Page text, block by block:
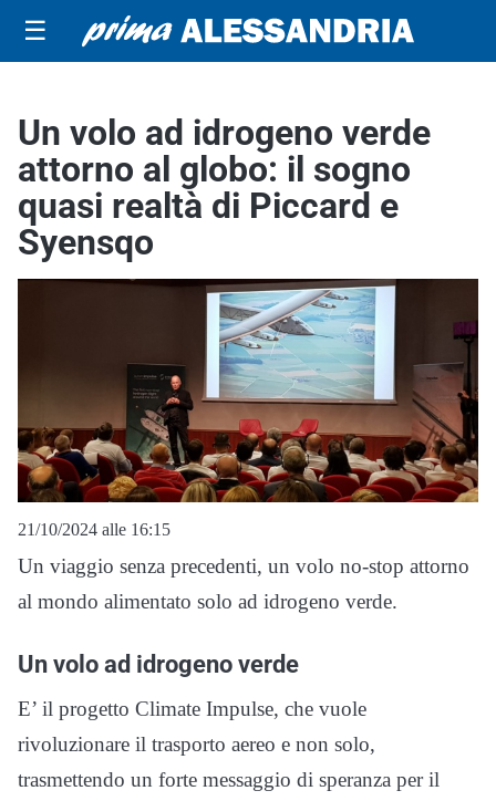
☰
Un volo ad idrogeno verde
attorno al globo: il sogno
quasi realtà di Piccard e
Syensqo
21/10/2024 alle 16:15
Un viaggio senza precedenti, un volo no-stop attorno
al mondo alimentato solo ad idrogeno verde.
Un volo ad idrogeno verde
E’ il progetto Climate Impulse, che vuole
rivoluzionare il trasporto aereo e non solo,
trasmettendo un forte messaggio di speranza per il